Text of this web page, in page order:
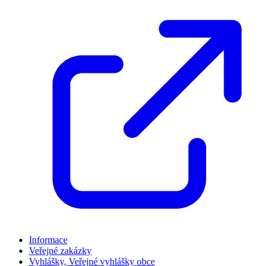
Informace
Veřejné zakázky
Vyhlášky, Veřejné vyhlášky obce